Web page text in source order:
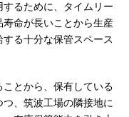
るために、タイムリー
命が長いことから生産
る十分な保管スペース
とから、保有している
、筑波工場の隣接地に